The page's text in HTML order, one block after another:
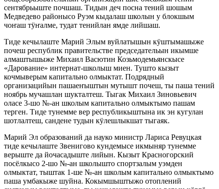
сентябрьыште почшаш. Тидын деч посна тений шошым
Медведево районысо Руэм кыдалаш школын у блокшым
чоҥаш тӱҥалме, тудат тенийлан ямде лийшаш.
Тиде кечылаште Марий Элым вуйлатышын кӱштымашыже
почеш республик правительстве председательын икымше
алмаштышыже Михаил Васютин Козьмодемьянскысе
«Дарование» интернат-школыш миен. Тушто кызыт
кочмыверым капитально олмыктат. Подрядный
организацийын пашаеҥыштын мутышт почеш, ты паша тений
ноябрь мучашлан шукталтеш. Тыгак Михаил Зиновьевич
оласе 3-шо №-ан школым капитально олмыктымо пашам
терген. Тиде тунемме вер республикыштына ик эн кугулан
шотлалтеш, сандене тудын кӱлешлыкшат тыгаяк.
Марий Эл образований да науко министр Лариса Ревуцкая
тиде кечылаште Звенигово кундемысе икмыняр тунемме
верыште да йочасадыште лийын. Кызыт Красногорский
посёлкысо 2-шо №-ан школышто спортзалым уэмден
олмыктат, тыштак 1-ше №-ан школым капитально олмыктымо
паша умбакыже шуйна. Кокымшыштыжо отоплений